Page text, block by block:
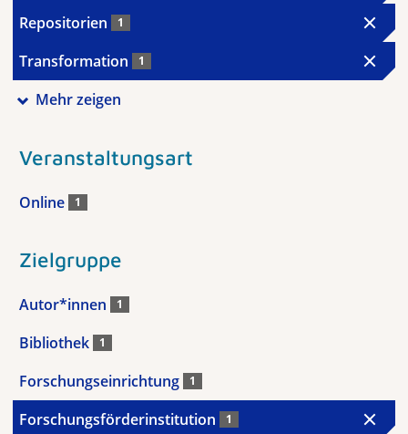
Repositorien 1
Transformation 1
Mehr zeigen
Veranstaltungsart
Online 1
Zielgruppe
Autor*innen 1
Bibliothek 1
Forschungseinrichtung 1
Forschungsförderinstitution 1